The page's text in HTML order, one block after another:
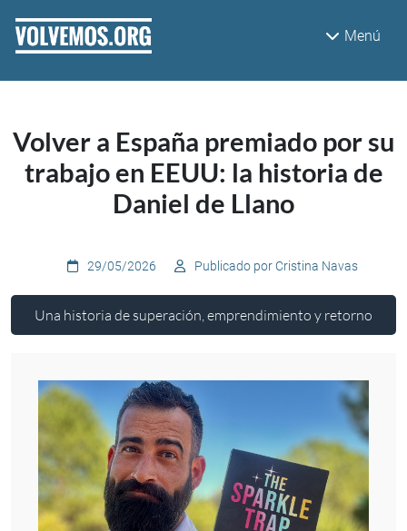
Menú
Volver a España premiado por su
trabajo en EEUU: la historia de
Daniel de Llano
29/05/2026 Publicado por Cristina Navas
Una historia de superación, emprendimiento y retorno